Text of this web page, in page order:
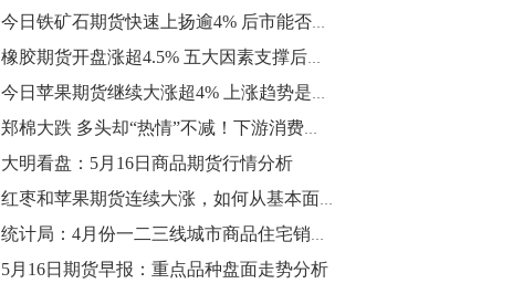
【行情】芝加哥11月大豆期货跌0.4%，12
月玉米期货跌1%。
10:43
【行情】油脂油料期货表现抢眼，豆二期
2.5%，棕榈油涨近2%，菜粕涨1.54%。
10:17
【研报精选】国内期货机构对8月5日的原
油期货走势预测
今日铁矿石期货快速上扬逾4% 后市能否继续表现坚挺？
橡胶期货开盘涨超4.5% 五大因素支撑后市难以下跌！
今日苹果期货继续大涨超4% 上涨趋势是否存在变数？
郑棉大跌 多头却“热情”不减！下游消费咋样？
大明看盘：5月16日商品期货行情分析
红枣和苹果期货连续大涨，如何从基本面分析这两个品种？
统计局：4月份一二三线城市商品住宅销售价格稳中略升
5月16日期货早报：重点品种盘面走势分析